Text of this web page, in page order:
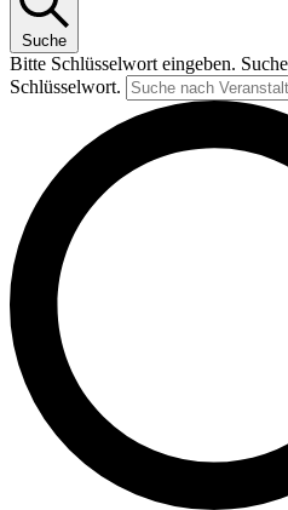
Suche
Bitte Schlüsselwort eingeben.
Schlüsselwort.